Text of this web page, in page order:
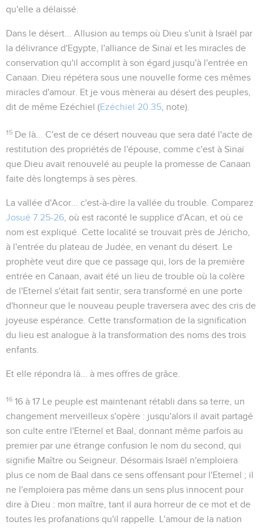
qu'elle a délaissé.
Dans le désert...
Allusion au temps où Dieu s'unit à Israël par
la délivrance d'Egypte, l'alliance de Sinaï et les miracles de
conservation qu'il accomplit à son égard jusqu'à l'entrée en
Canaan. Dieu répétera sous une nouvelle forme ces mêmes
miracles d'amour. Et je vous mènerai au désert des peuples
dit de même Ezéchiel (Ezéchiel 20.35 , note).
15 De là...
C'est de ce désert nouveau que sera daté l'acte de
restitution des propriétés de l'épouse, comme c'est à Sinaï
que Dieu avait renouvelé au peuple la promesse de Canaan
faite dès longtemps à ses pères.
La vallée d'Acor... c'est-à-dire la vallée du trouble . Comparez
Josué 7.25-26 , où est raconté le supplice d'Acan, et où ce
nom est expliqué. Cette localité se trouvait près de Jéricho,
à l'entrée du plateau de Judée, en venant du désert. Le
prophète veut dire que ce passage qui, lors de la première
entrée en Canaan, avait été un lieu de trouble où la colère
de l'Eternel s'était fait sentir, sera transformé en une porte
d'honneur que le nouveau peuple traversera avec des cris de
joyeuse espérance. Cette transformation de la signification
du lieu est analogue à la transformation des noms des trois
enfants.
Et elle répondra là... à mes offres de grâce.
16 16 à 17 Le peuple est maintenant rétabli dans sa terre, un
changement merveilleux s'opère : jusqu'alors il avait partagé
son culte entre l'Eternel et Baal, donnant même parfois au
premier par une étrange confusion le nom du second, qui
signifie Maître ou Seigneur . Désormais Israël n'emploiera
plus ce nom de Baal dans ce sens offensant pour l'Eternel ; il
ne l'emploiera pas même dans un sens plus innocent pour
dire à Dieu : mon maître , tant il aura horreur de ce mot et de
toutes les profanations qu'il rappelle. L'amour de la nation